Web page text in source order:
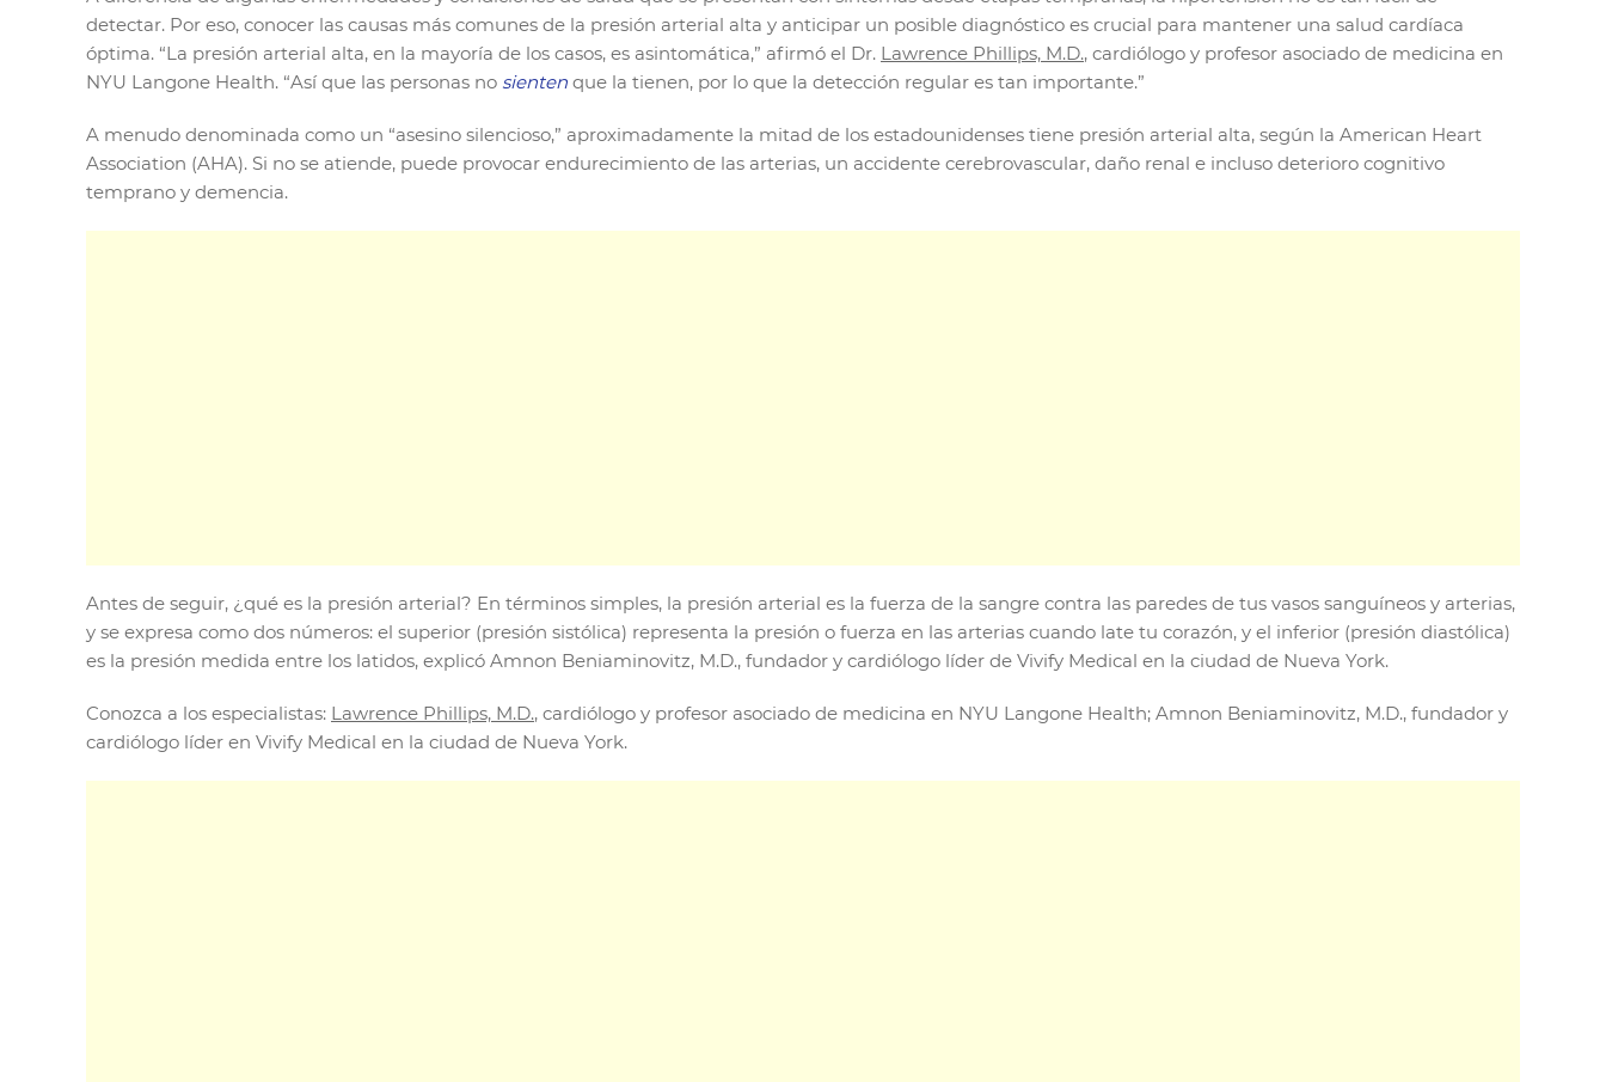
detectar. Por eso, conocer las causas más comunes de la presión arterial alta y anticipar un posible diagnóstico es crucial para mantener una salud cardíaca
óptima. “La presión arterial alta, en la mayoría de los casos, es asintomática,” afirmó el Dr. Lawrence Phillips, M.D., cardiólogo y profesor asociado de medicina en
NYU Langone Health. “Así que las personas no sienten que la tienen, por lo que la detección regular es tan importante.”
A menudo denominada como un “asesino silencioso,” aproximadamente la mitad de los estadounidenses tiene presión arterial alta, según la American Heart
Association (AHA). Si no se atiende, puede provocar endurecimiento de las arterias, un accidente cerebrovascular, daño renal e incluso deterioro cognitivo
temprano y demencia.
Antes de seguir, ¿qué es la presión arterial? En términos simples, la presión arterial es la fuerza de la sangre contra las paredes de tus vasos sanguíneos y arterias,
y se expresa como dos números: el superior (presión sistólica) representa la presión o fuerza en las arterias cuando late tu corazón, y el inferior (presión diastólica)
es la presión medida entre los latidos, explicó Amnon Beniaminovitz, M.D., fundador y cardiólogo líder de Vivify Medical en la ciudad de Nueva York.
Conozca a los especialistas: Lawrence Phillips, M.D., cardiólogo y profesor asociado de medicina en NYU Langone Health; Amnon Beniaminovitz, M.D., fundador y
cardiólogo líder en Vivify Medical en la ciudad de Nueva York.